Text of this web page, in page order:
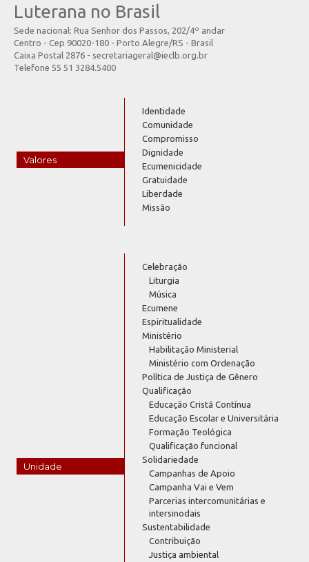
Luterana no Brasil
Sede nacional: Rua Senhor dos Passos, 202/4º andar
Centro - Cep 90020-180 - Porto Alegre/RS - Brasil
Caixa Postal 2876 - secretariageral@ieclb.org.br
Telefone 55 51 3284.5400
Valores
Identidade
Comunidade
Compromisso
Dignidade
Ecumenicidade
Gratuidade
Liberdade
Missão
Unidade
Celebração
Liturgia
Música
Ecumene
Espiritualidade
Ministério
Habilitação Ministerial
Ministério com Ordenação
Política de Justiça de Gênero
Qualificação
Educação Cristã Contínua
Educação Escolar e Universitária
Formação Teológica
Qualificação funcional
Solidariedade
Campanhas de Apoio
Campanha Vai e Vem
Parcerias intercomunitárias e
intersinodais
Sustentabilidade
Contribuição
Justiça ambiental